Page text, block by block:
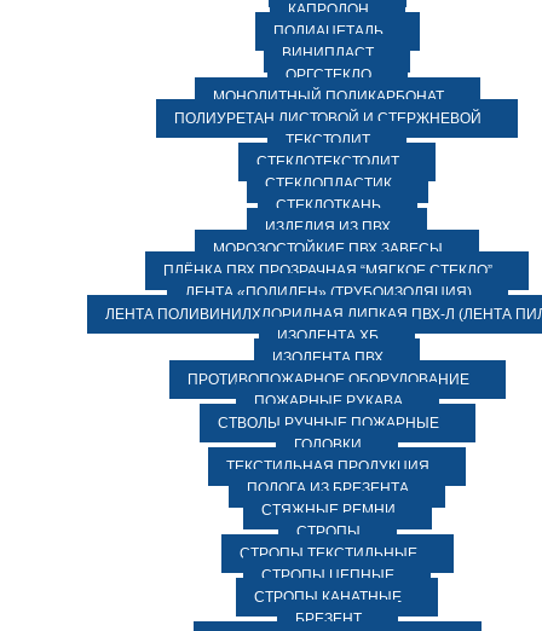
КАПРОЛОН
ПОЛИАЦЕТАЛЬ
ВИНИПЛАСТ
ОРГСТЕКЛО
МОНОЛИТНЫЙ ПОЛИКАРБОНАТ
ПОЛИУРЕТАН ЛИСТОВОЙ И СТЕРЖНЕВОЙ
ТЕКСТОЛИТ
СТЕКЛОТЕКСТОЛИТ
СТЕКЛОПЛАСТИК
СТЕКЛОТКАНЬ
ИЗДЕЛИЯ ИЗ ПВХ
МОРОЗОСТОЙКИЕ ПВХ ЗАВЕСЫ
ПЛЁНКА ПВХ ПРОЗРАЧНАЯ “МЯГКОЕ СТЕКЛО”
ЛЕНТА «ПОЛИЛЕН» (ТРУБОИЗОЛЯЦИЯ)
ЛЕНТА ПОЛИВИНИЛХЛОРИДНАЯ ЛИПКАЯ ПВХ-Л (ЛЕНТА
ИЗОЛЕНТА ХБ
ИЗОЛЕНТА ПВХ
ПРОТИВОПОЖАРНОЕ ОБОРУДОВАНИЕ
ПОЖАРНЫЕ РУКАВА
СТВОЛЫ РУЧНЫЕ ПОЖАРНЫЕ
ГОЛОВКИ
ТЕКСТИЛЬНАЯ ПРОДУКЦИЯ
ПОЛОГА ИЗ БРЕЗЕНТА
СТЯЖНЫЕ РЕМНИ
СТРОПЫ
СТРОПЫ ТЕКСТИЛЬНЫЕ
СТРОПЫ ЦЕПНЫЕ
СТРОПЫ КАНАТНЫЕ
БРЕЗЕНТ